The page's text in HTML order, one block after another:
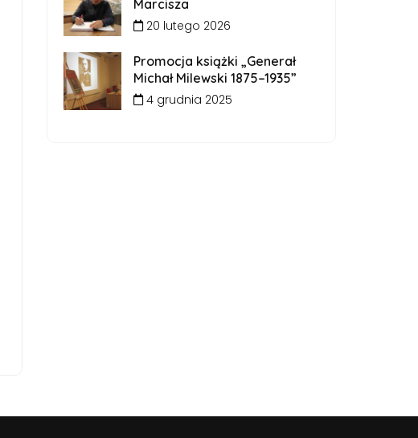
Marcisza
20 lutego 2026
Promocja książki „Generał
Michał Milewski 1875–1935”
4 grudnia 2025